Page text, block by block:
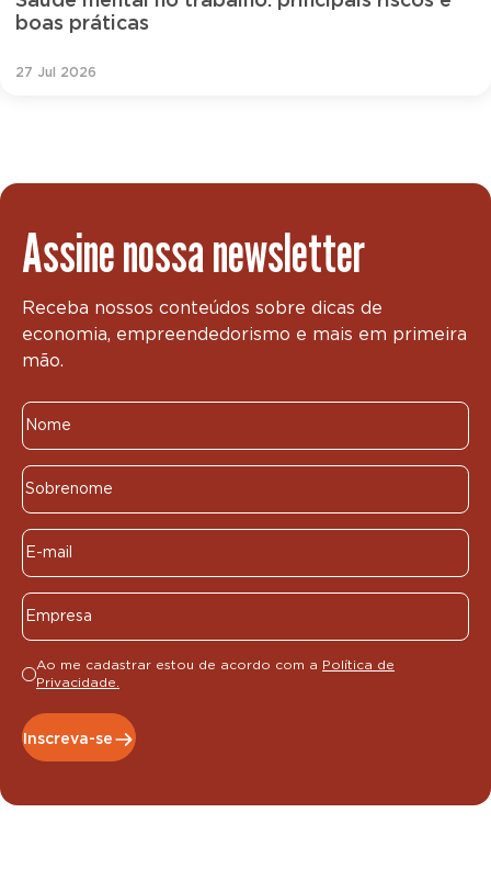
boas práticas
27 Jul 2026
Assine nossa newsletter
Receba nossos conteúdos sobre dicas de
economia, empreendedorismo e mais em primeira
mão.
Ao me cadastrar estou de acordo com a Política de
Privacidade.
Inscreva-se